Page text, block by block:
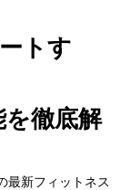
トす
徹底解
最新フィットネス